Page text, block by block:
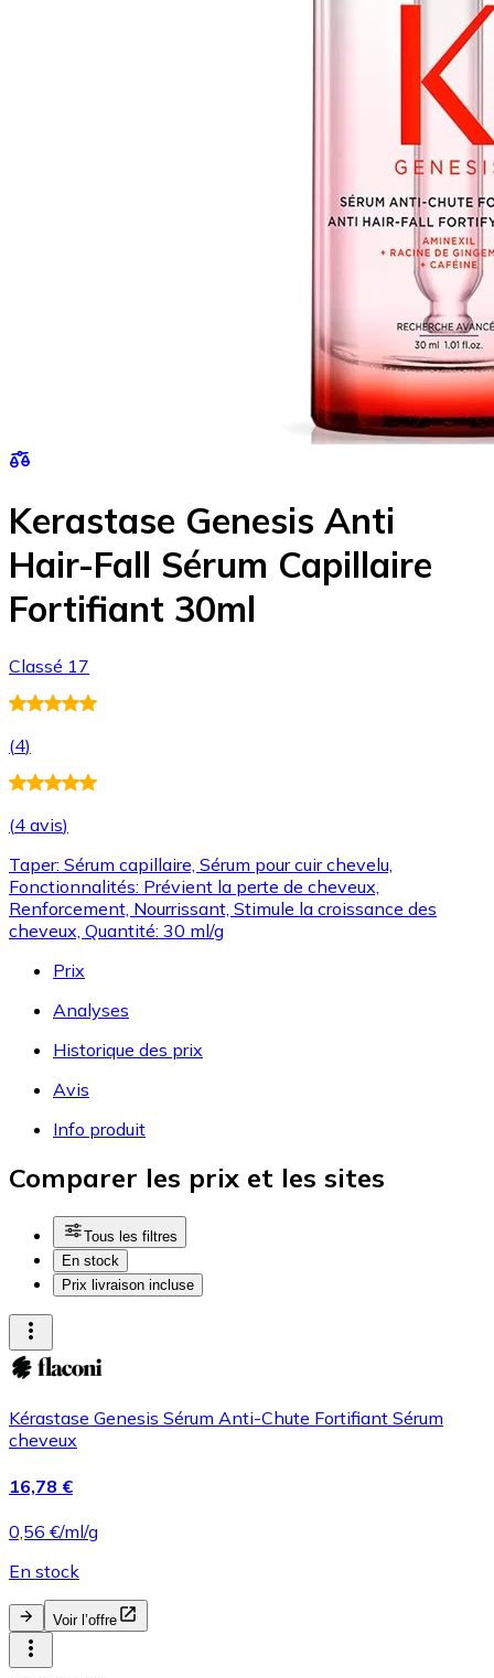
Kerastase Genesis Anti
Hair-Fall Sérum Capillaire
Fortifiant 30ml
Classé 17
(4)
(4 avis)
Taper: Sérum capillaire, Sérum pour cuir chevelu,
Fonctionnalités: Prévient la perte de cheveux,
Renforcement, Nourrissant, Stimule la croissance des
cheveux, Quantité: 30 ml/g
Prix
Analyses
Historique des prix
Avis
Info produit
Comparer les prix et les sites
Tous les filtres
En stock
Prix livraison incluse
Kérastase Genesis Sérum Anti-Chute Fortifiant Sérum
cheveux
16,78 €
0,56 €/ml/g
En stock
Voir l’offre